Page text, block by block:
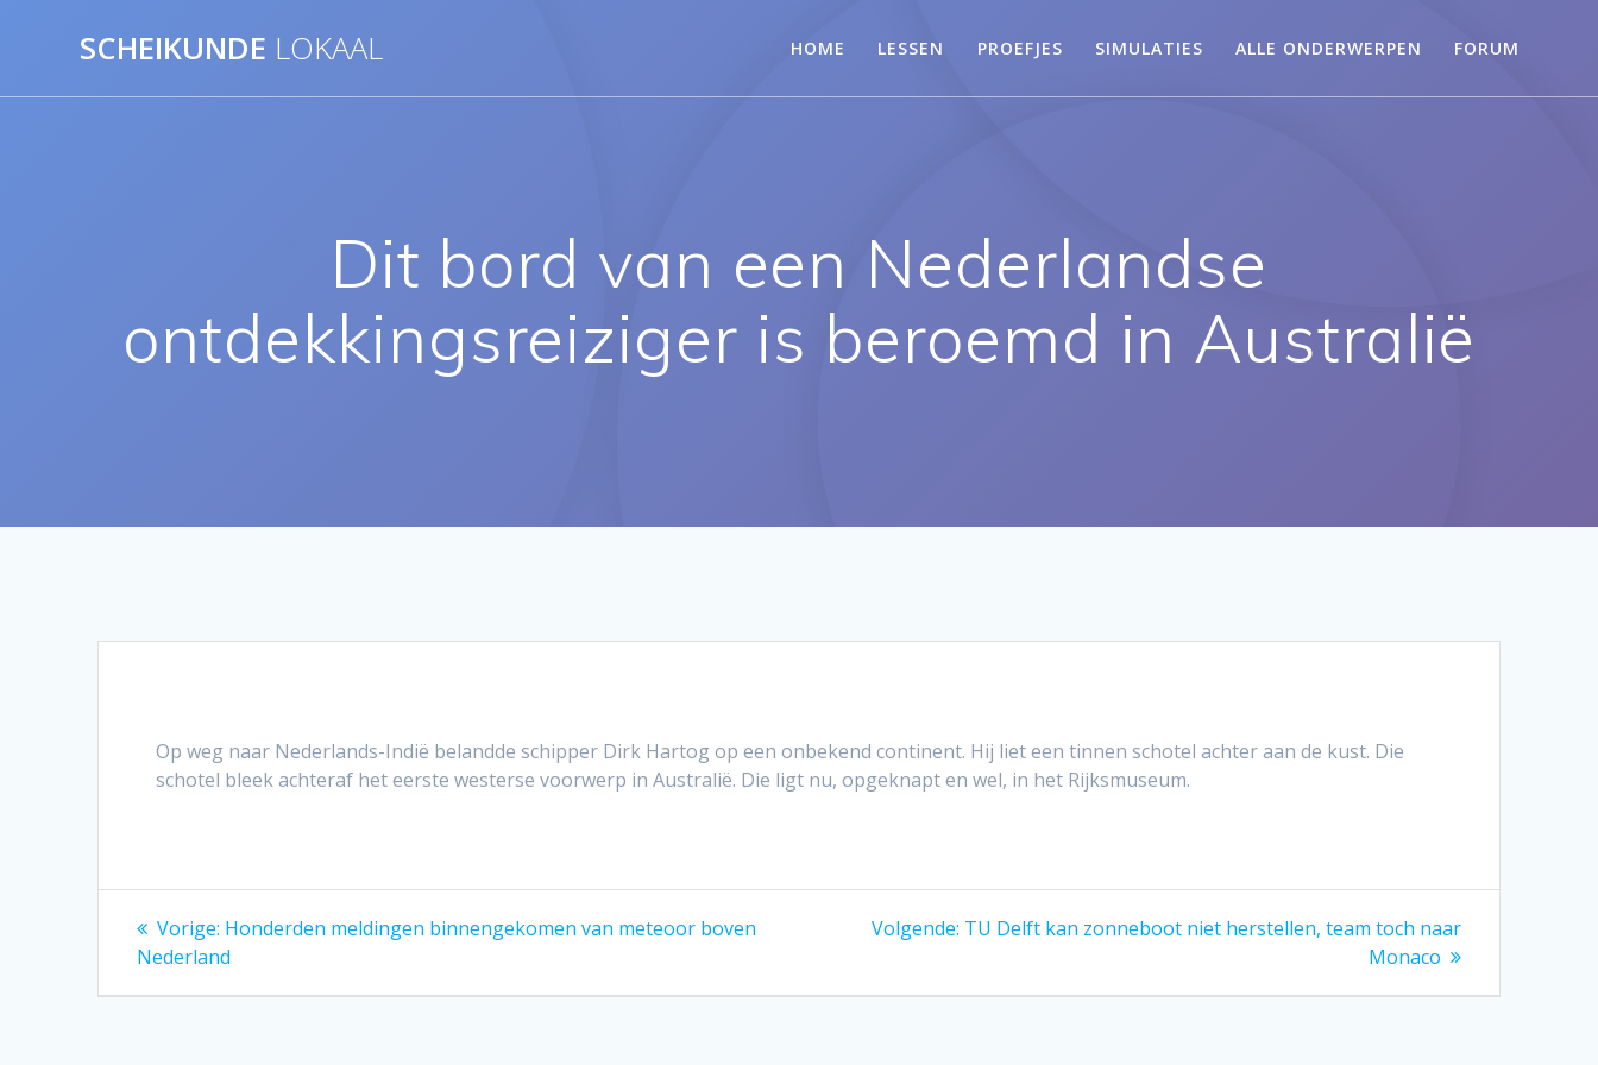
inhoud
SCHEIKUNDE LOKAAL HOME LESSEN PROEFJES SIMULATIES ALLE ONDERWERPEN FORUM
Dit bord van een Nederlandse
ontdekkingsreiziger is beroemd in Australië
Op weg naar Nederlands-Indië belandde schipper Dirk Hartog op een onbekend continent. Hij liet een tinnen schotel achter aan de kust. Die
schotel bleek achteraf het eerste westerse voorwerp in Australië. Die ligt nu, opgeknapt en wel, in het Rijksmuseum.
Bericht
navigatie
Vorige: Vorig
bericht:
Honderden meldingen binnengekomen van meteoor boven
Nederland
Volgende: Volgend
TU Delft kan zonneboot niet herstellen, team toch naar
Monaco